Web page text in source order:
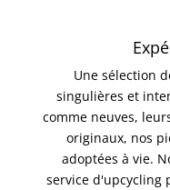
Une sélection
singulières et
comme neuves,
originaux, nos
adoptées à vie.
service d'upcycling